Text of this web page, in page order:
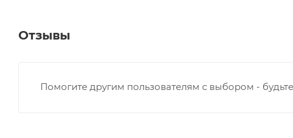
Отзывы
Помогите другим пользователям с выбором -